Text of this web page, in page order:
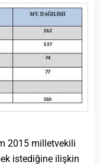
2015 milletvekili
istediğine ilişkin